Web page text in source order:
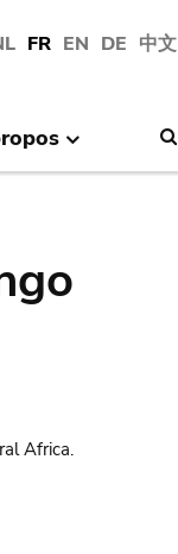
FR EN DE 中文
Africa.